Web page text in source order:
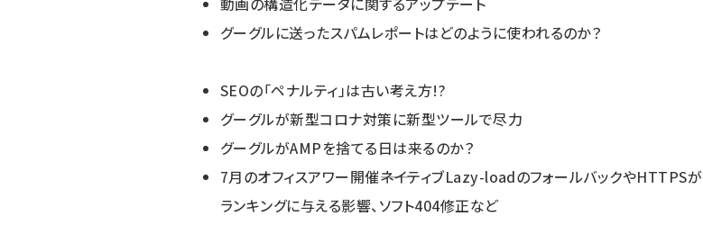
グーグルに送ったスパムレポートはどのように使われるのか？
SEOの「ペナルティ」は古い考え方!?
グーグルが新型コロナ対策に新型ツールで尽力
グーグルがAMPを捨てる日は来るのか？
7月のオフィスアワー開催――ネイティブLazy-loadのフォールバックやHTTPSが
ランキングに与える影響、ソフト404修正など